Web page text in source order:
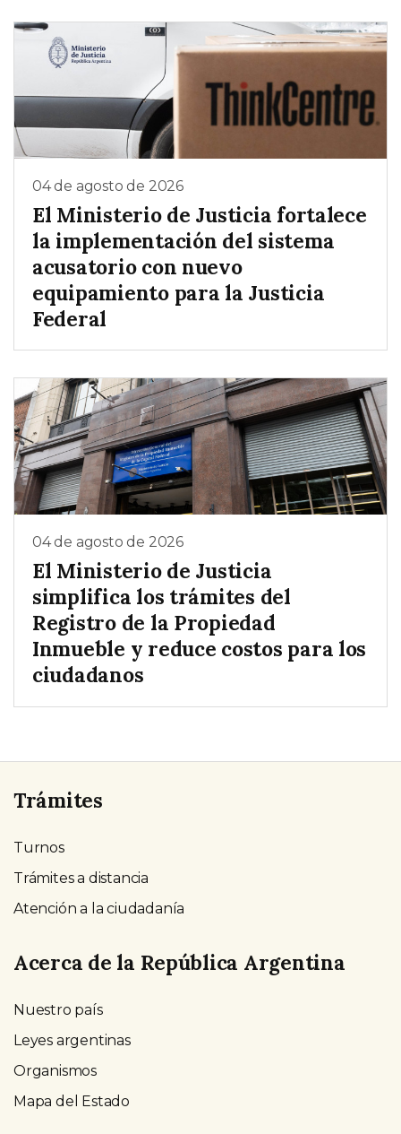
04 de agosto de 2026
El Ministerio de Justicia fortalece
la implementación del sistema
acusatorio con nuevo
equipamiento para la Justicia
Federal
04 de agosto de 2026
El Ministerio de Justicia
simplifica los trámites del
Registro de la Propiedad
Inmueble y reduce costos para los
ciudadanos
Trámites
Turnos
Trámites a distancia
Atención a la ciudadanía
Acerca de la República Argentina
Nuestro país
Leyes argentinas
Organismos
Mapa del Estado